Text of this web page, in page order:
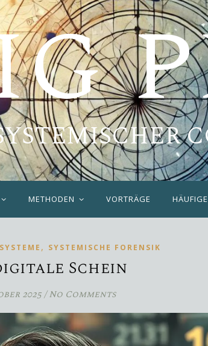
METHODEN VORTRÄGE
SYSTEME , SYSTEMISCHE FORENSIK
Schein
2025/ No Comments